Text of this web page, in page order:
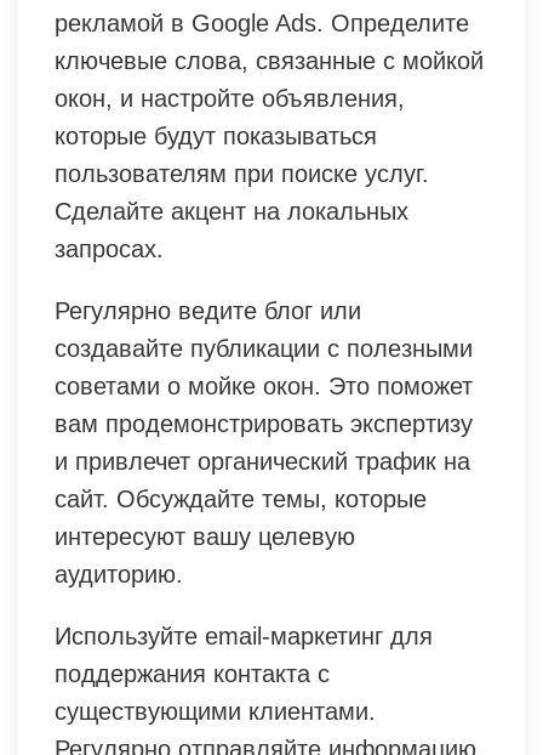
рекламой в Google Ads. Определите
ключевые слова, связанные с мойкой
окон, и настройте объявления,
которые будут показываться
пользователям при поиске услуг.
Сделайте акцент на локальных
запросах.
Регулярно ведите блог или
создавайте публикации с полезными
советами о мойке окон. Это поможет
вам продемонстрировать экспертизу
и привлечет органический трафик на
сайт. Обсуждайте темы, которые
интересуют вашу целевую
аудиторию.
Используйте email-маркетинг для
поддержания контакта с
существующими клиентами.
Регулярно отправляйте информацию